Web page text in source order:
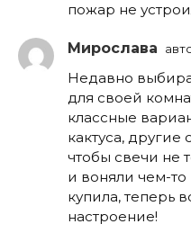
пожар не
Мирослава
Недавно
для своей
классные
кактуса, другие
чтобы свечи не
и воняли чем-то
купила, теперь
настроение!